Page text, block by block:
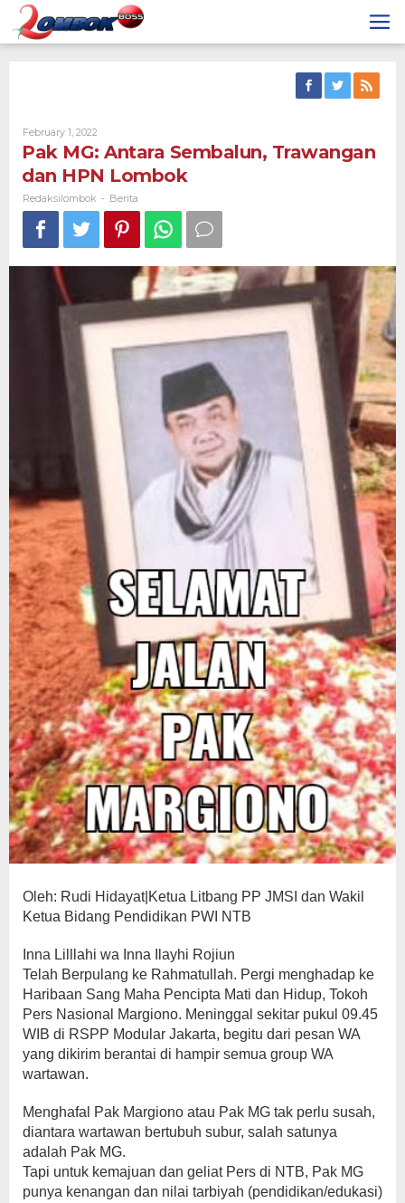
Skip
content
February 1, 2022
Redaksilombok
Pak MG: Antara Sembalun, Trawangan
dan HPN Lombok
Redaksilombok - Berita
Oleh: Rudi Hidayat|Ketua Litbang PP JMSI dan Wakil
Ketua Bidang Pendidikan PWI NTB
Inna Lilllahi wa Inna Ilayhi Rojiun
Telah Berpulang ke Rahmatullah. Pergi menghadap ke
Haribaan Sang Maha Pencipta Mati dan Hidup, Tokoh
Pers Nasional Margiono. Meninggal sekitar pukul 09.45
WIB di RSPP Modular Jakarta, begitu dari pesan WA
yang dikirim berantai di hampir semua group WA
wartawan.
Menghafal Pak Margiono atau Pak MG tak perlu susah,
diantara wartawan bertubuh subur, salah satunya
adalah Pak MG.
Tapi untuk kemajuan dan geliat Pers di NTB, Pak MG
punya kenangan dan nilai tarbiyah (pendidikan/edukasi)